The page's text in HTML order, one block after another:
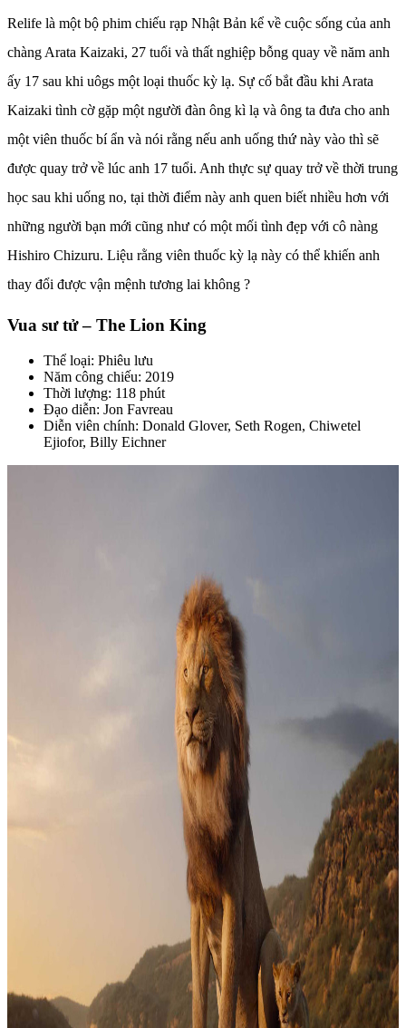
Relife là một bộ phim chiếu rạp Nhật Bản kể về cuộc sống của anh
chàng Arata Kaizaki, 27 tuổi và thất nghiệp bỗng quay về năm anh
ấy 17 sau khi uôgs một loại thuốc kỳ lạ. Sự cố bắt đầu khi Arata
Kaizaki tình cờ gặp một người đàn ông kì lạ và ông ta đưa cho anh
một viên thuốc bí ẩn và nói rằng nếu anh uống thứ này vào thì sẽ
được quay trở về lúc anh 17 tuổi. Anh thực sự quay trở về thời trung
học sau khi uống no, tại thời điểm này anh quen biết nhiều hơn với
những người bạn mới cũng như có một mối tình đẹp với cô nàng
Hishiro Chizuru. Liệu rằng viên thuốc kỳ lạ này có thể khiến anh
thay đổi được vận mệnh tương lai không ?
Vua sư tử – The Lion King
Thể loại: Phiêu lưu
Năm công chiếu: 2019
Thời lượng: 118 phút
Đạo diễn: Jon Favreau
Diễn viên chính: Donald Glover, Seth Rogen, Chiwetel
Ejiofor, Billy Eichner